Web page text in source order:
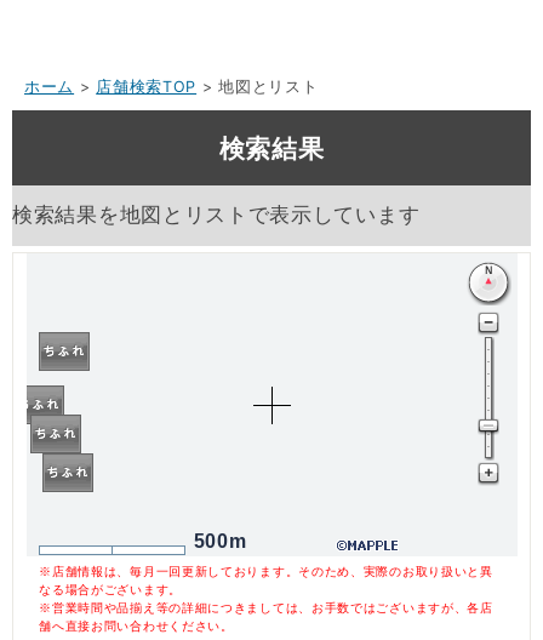
ホーム > 店舗検索TOP > 地図とリスト
検索結果
検索結果を地図とリストで表示しています
500m
※店舗情報は、毎月一回更新しております。そのため、実際のお取り扱いと異
なる場合がございます。
※営業時間や品揃え等の詳細につきましては、お手数ではございますが、各店
舗へ直接お問い合わせください。